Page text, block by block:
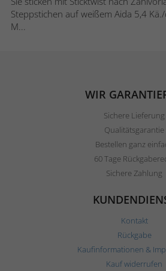
Steppstichen auf weißem Aida 5,4
M...
WIR
Sichere Lieferung
Qualitätsgarantie
Bestellen ganz
60 Tage
Sichere Zahlung
Kontakt
Rückgabe
Kaufinformationen &
Kauf widerrufen